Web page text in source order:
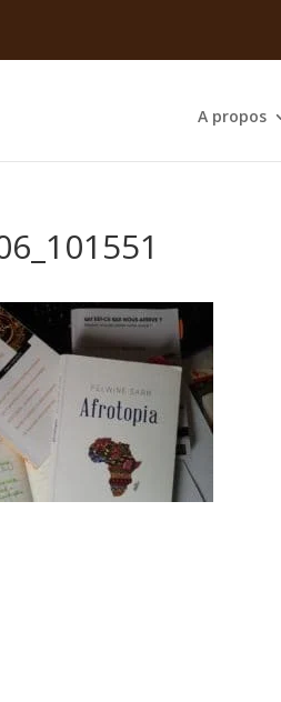
A propos